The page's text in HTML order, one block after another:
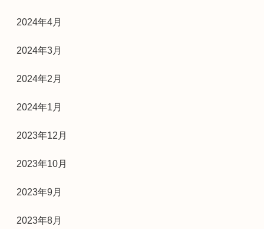
2024年4月
2024年3月
2024年2月
2024年1月
2023年12月
2023年10月
2023年9月
2023年8月